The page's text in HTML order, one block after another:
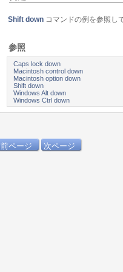
Shift down コマンドの例を参照し
参照
Caps lock down
Macintosh control down
Macintosh option down
Shift down
Windows Alt down
Windows Ctrl down
前ページ 次ページ